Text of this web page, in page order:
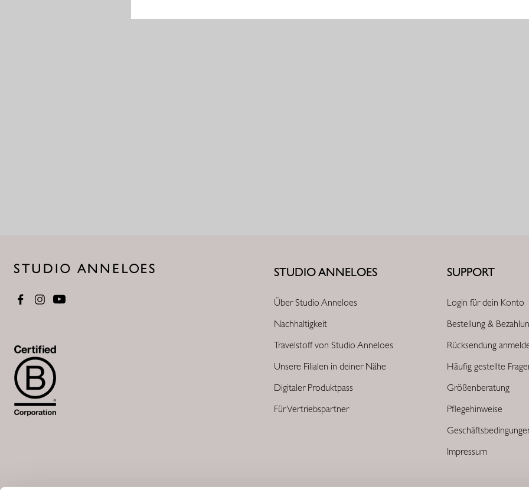
STUDIO ANNELOES
Über Studio Anneloes
Nachhaltigkeit
Travelstoff von Studio Anneloes
Unsere Filialen in deiner Nähe
Digitaler Produktpass
Für Vertriebspartner
SUPPORT
Login für dein Konto
Bestellung &
Rücksendung
Häufig gestellte
Größenberatung
Pflegehinweise
Impressum